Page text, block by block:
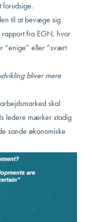
forudsige.
til at bevæge sig
rapport fra EGN, hvor
”enige” eller ”svært
bliver mere
skal
ledere mærker stadig
sande økonomiske